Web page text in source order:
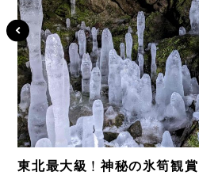
東北最大級！神秘の氷筍観